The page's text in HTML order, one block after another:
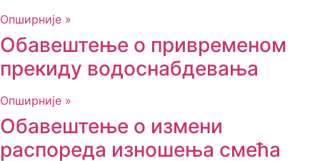
Опширније »
Обавештење о привременом
прекиду водоснабдевања
Опширније »
Обавештење о измени
распореда изношења смећа